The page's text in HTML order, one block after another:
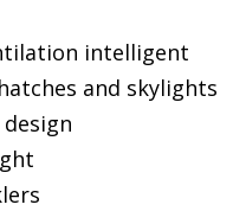
intelligent
and skylights